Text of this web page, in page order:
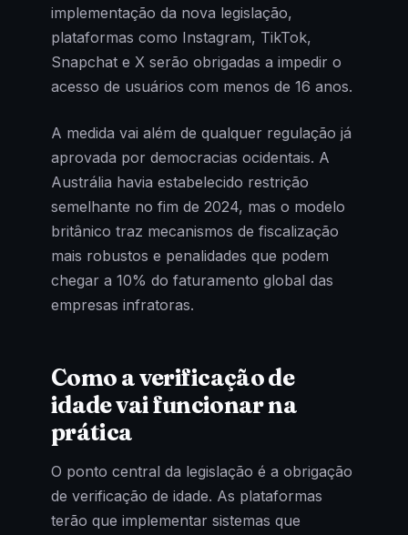
implementação da nova legislação,
plataformas como Instagram, TikTok,
Snapchat e X serão obrigadas a impedir o
acesso de usuários com menos de 16 anos.
A medida vai além de qualquer regulação já
aprovada por democracias ocidentais. A
Austrália havia estabelecido restrição
semelhante no fim de 2024, mas o modelo
britânico traz mecanismos de fiscalização
mais robustos e penalidades que podem
chegar a 10% do faturamento global das
empresas infratoras.
Como a verificação de
idade vai funcionar na
prática
O ponto central da legislação é a obrigação
de verificação de idade. As plataformas
terão que implementar sistemas que